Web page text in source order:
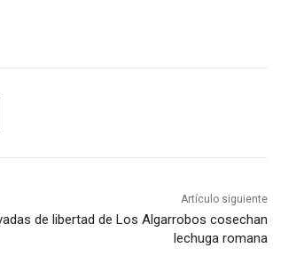
Artículo siguiente
de libertad de Los Algarrobos cosechan
lechuga romana